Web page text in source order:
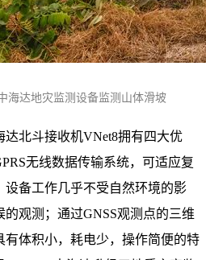
海达地灾监测设备监测山体滑坡
达北斗接收机VNet8拥有四大优
无线数据传输系统，可适应复
设备工作几乎不受自然环境的影
观测；通过GNSS观测点的三维
体积小，耗电少，操作简便的特